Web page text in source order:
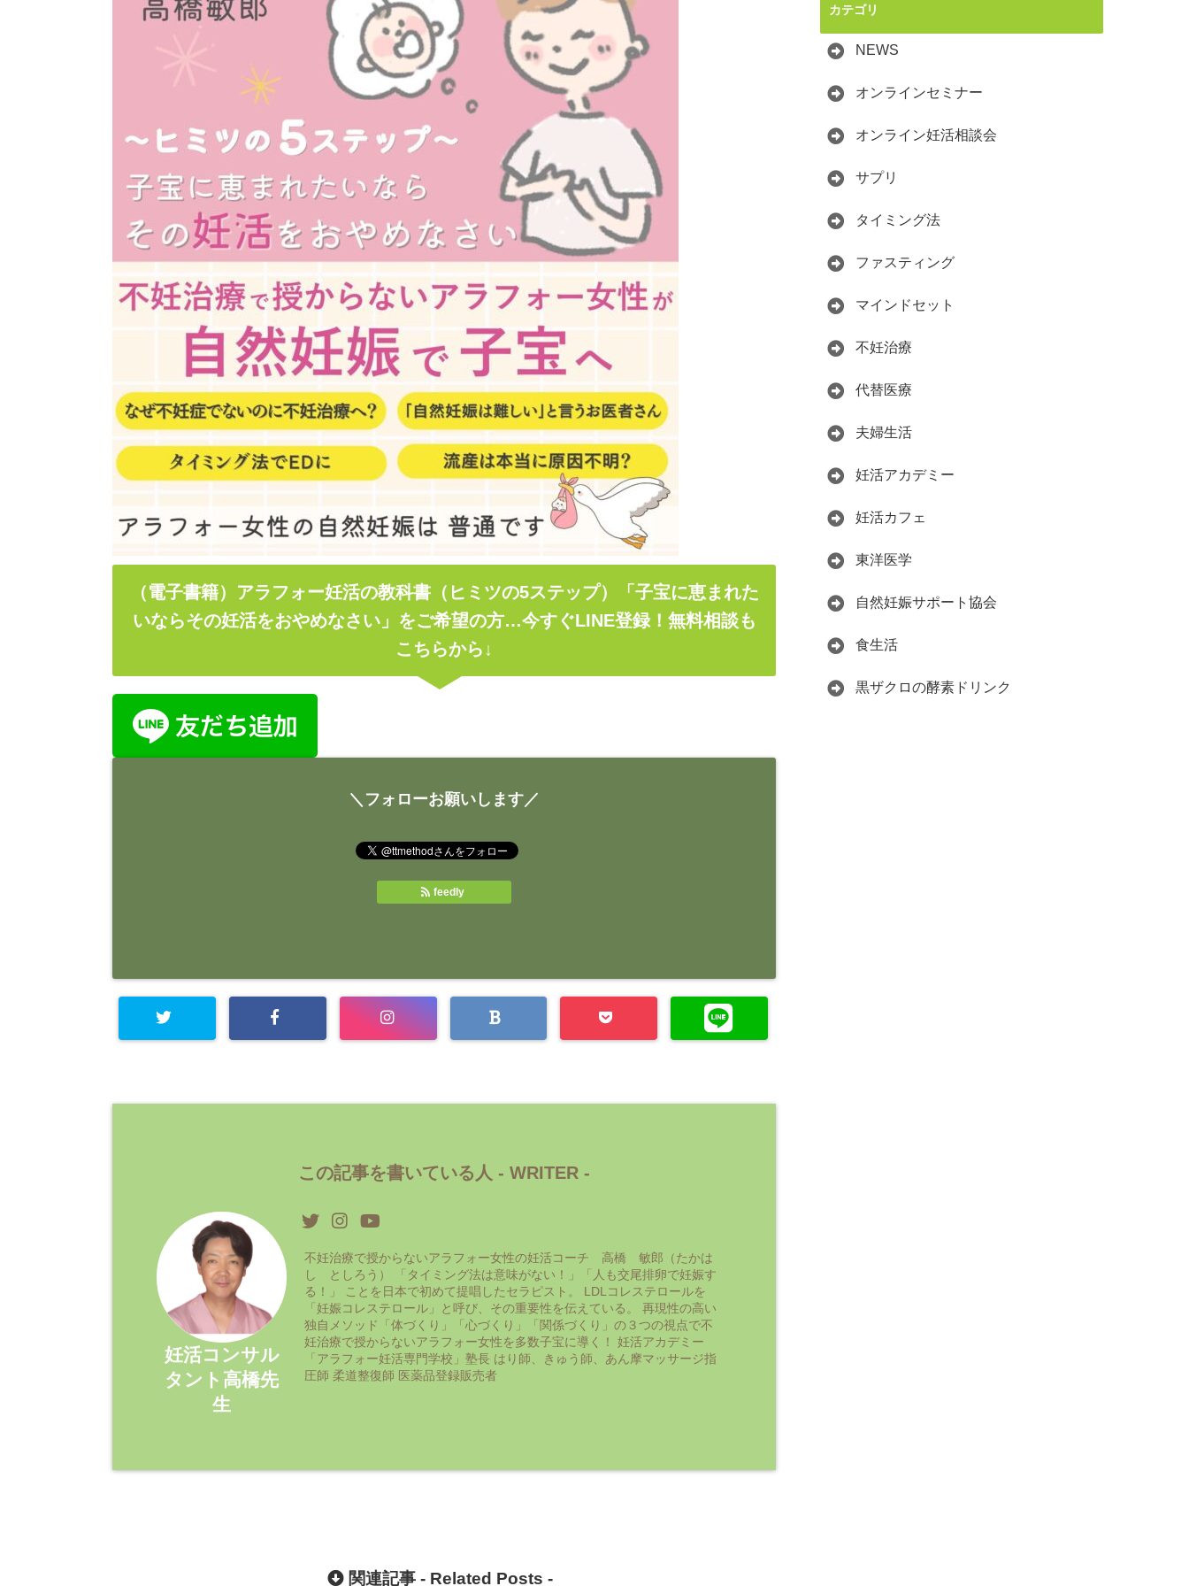
（電子書籍）アラフォー妊活の教科書（ヒミツの5ステップ）「子宝に恵まれた
いならその妊活をおやめなさい」をご希望の方…今すぐLINE登録！無料相談も
こちらから↓
＼フォローお願いします／
feedly
この記事を書いている人 - WRITER -
妊活コンサル
タント高橋先
生
不妊治療で授からないアラフォー女性の妊活コーチ 高橋 敏郎（たかは
し としろう） 「タイミング法は意味がない！」「人も交尾排卵で妊娠す
る！」 ことを日本で初めて提唱したセラピスト。 LDLコレステロールを
「妊娠コレステロール」と呼び、その重要性を伝えている。 再現性の高い
独自メソッド「体づくり」「心づくり」「関係づくり」の３つの視点で不
妊治療で授からないアラフォー女性を多数子宝に導く！ 妊活アカデミー
「アラフォー妊活専門学校」塾長 はり師、きゅう師、あん摩マッサージ指
圧師 柔道整復師 医薬品登録販売者
関連記事 - Related Posts -
カテゴリ
NEWS
オンラインセミナー
オンライン妊活相談会
サプリ
タイミング法
ファスティング
マインドセット
不妊治療
代替医療
夫婦生活
妊活アカデミー
妊活カフェ
東洋医学
自然妊娠サポート協会
食生活
黒ザクロの酵素ドリンク